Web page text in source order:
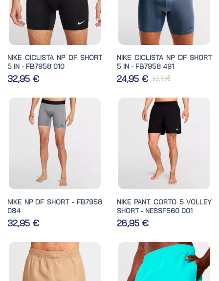
NIKE CICLISTA NP DF SHORT
5 IN - FB7958 010
32,95 €
NIKE CICLISTA NP DF SHORT
5 IN - FB7958 491
24,95 € 32,95€
NIKE NP DF SHORT - FB7958
084
32,95 €
NIKE PANT. CORTO 5 VOLLEY
SHORT - NESSF560 001
26,95 €